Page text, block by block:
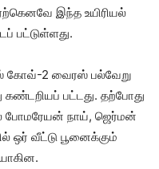
இந்த உயிரியல்
பட்டுள்ளது.
கோவ்-2 வைரஸ் பல்வேறு
கண்டறியப் பட்டது. தற்போது
போமரேயன் நாய், ஜெர்மன்
ஒர் வீட்டு பூனைக்கும்